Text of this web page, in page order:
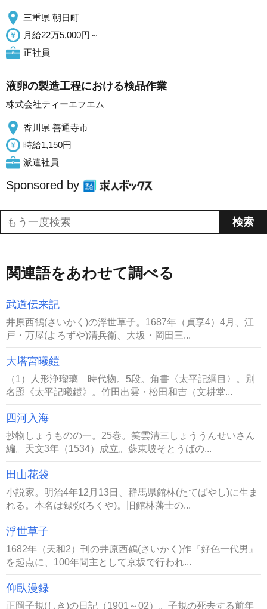
三重県 朝日町
月給22万5,000円～
正社員
液卵の製造工程における検品作業
株式会社ティーエフエム
香川県 善通寺市
時給1,150円
派遣社員
Sponsored by
関連語をあわせて調べる
武道伝来記
井原西鶴(さいかく)の浮世草子。1687年（貞享4）4月、江
戸・万屋(よろずや)清兵衛、大坂・岡田三...
大塔宮曦鎧
（1）人形浄瑠璃 時代物。5段。角書〈太平記綱目〉。別
名題《太平記曦鎧》。竹田出雲・松田和吉（文耕堂...
四河入海
抄物しょうものの一。25巻。笑雲清三しょううんせいさん
編。天文3年（1534）成立。蘇東坡そとうばの...
田山花袋
小説家。明治4年12月13日、群馬県館林(たてばやし)に生ま
れる。本名は録弥(ろくや)。旧館林藩士の...
浮世草子
1682年（天和2）刊の井原西鶴(さいかく)作『好色一代男』
を起点に、100年間主として京坂で行われ...
仰臥漫録
正岡子規(しき)の日記（1901～02）。子規の死去する前年